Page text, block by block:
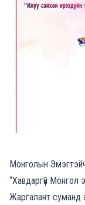
Монголын
“Хавдаргүй Монгол
Жаргалант суманд